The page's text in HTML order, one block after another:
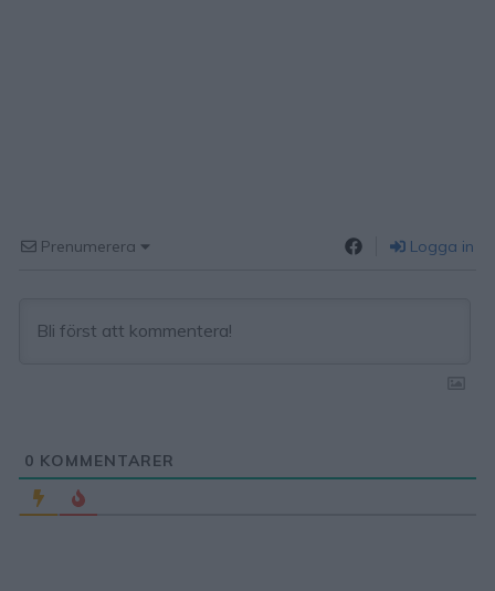
Prenumerera Logga in
0 KOMMENTARER